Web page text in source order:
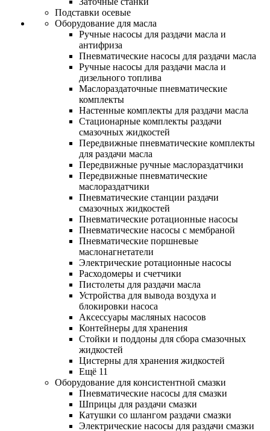
Подставки осевые
Оборудование для масла
Ручные насосы для раздачи масла и
антифриза
Пневматические насосы для раздачи масла
Ручные насосы для раздачи масла и
дизельного топлива
Маслораздаточные пневматические
комплекты
Настенные комплекты для раздачи масла
Стационарные комплекты раздачи
смазочных жидкостей
Передвижные пневматические комплекты
для раздачи масла
Передвижные ручные маслораздатчики
Передвижные пневматические
маслораздатчики
Пневматические станции раздачи
смазочных жидкостей
Пневматические ротационные насосы
Пневматические насосы с мембраной
Пневматические поршневые
маслонагнетатели
Электрические ротационные насосы
Расходомеры и счетчики
Пистолеты для раздачи масла
Устройства для вывода воздуха и
блокировки насоса
Аксессуары масляных насосов
Контейнеры для хранения
Стойки и поддоны для сбора смазочных
жидкостей
Цистерны для хранения жидкостей
Ещё 11
Оборудование для консистентной смазки
Пневматические насосы для смазки
Шприцы для раздачи смазки
Катушки со шлангом раздачи смазки
Электрические насосы для раздачи смазки